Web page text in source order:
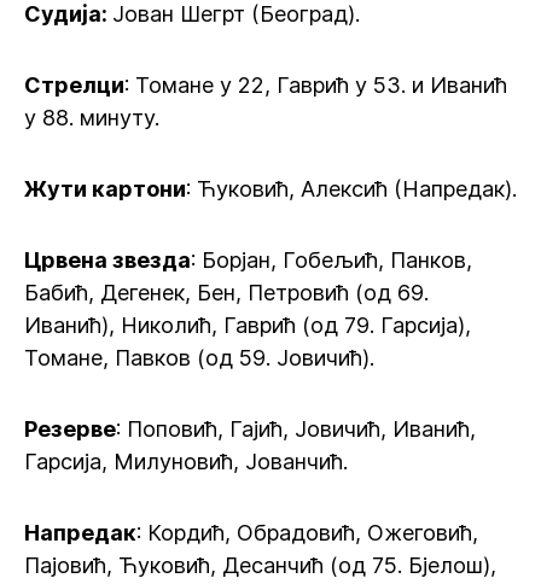
Судија: Јован Шегрт (Београд).
Стрелци: Томане у 22, Гаврић у 53. и Иванић
у 88. минуту.
Жути картони: Ћуковић, Алексић (Напредак).
Црвена звезда: Борјан, Гобељић, Панков,
Бабић, Дегенек, Бен, Петровић (од 69.
Иванић), Николић, Гаврић (од 79. Гарсија),
Томане, Павков (од 59. Јовичић).
Резерве: Поповић, Гајић, Јовичић, Иванић,
Гарсија, Милуновић, Јованчић.
Напредак: Кордић, Обрадовић, Ожеговић,
Пајовић, Ћуковић, Десанчић (од 75. Бјелош),